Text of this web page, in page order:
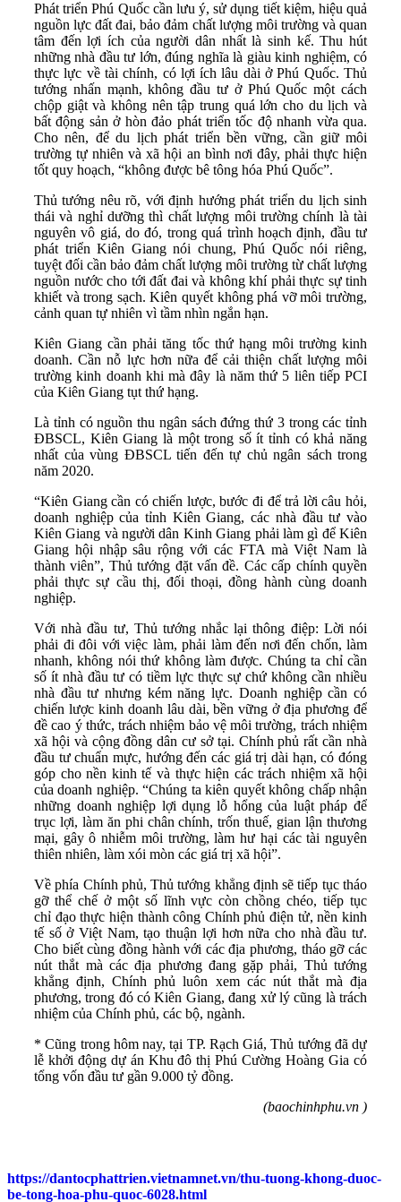
Phát triển Phú Quốc cần lưu ý, sử dụng tiết kiệm, hiệu quả
nguồn lực đất đai, bảo đảm chất lượng môi trường và quan
tâm đến lợi ích của người dân nhất là sinh kế. Thu hút
những nhà đầu tư lớn, đúng nghĩa là giàu kinh nghiệm, có
thực lực về tài chính, có lợi ích lâu dài ở Phú Quốc. Thủ
tướng nhấn mạnh, không đầu tư ở Phú Quốc một cách
chộp giật và không nên tập trung quá lớn cho du lịch và
bất động sản ở hòn đảo phát triển tốc độ nhanh vừa qua.
Cho nên, để du lịch phát triển bền vững, cần giữ môi
trường tự nhiên và xã hội an bình nơi đây, phải thực hiện
tốt quy hoạch, “không được bê tông hóa Phú Quốc”.
Thủ tướng nêu rõ, với định hướng phát triển du lịch sinh
thái và nghỉ dưỡng thì chất lượng môi trường chính là tài
nguyên vô giá, do đó, trong quá trình hoạch định, đầu tư
phát triển Kiên Giang nói chung, Phú Quốc nói riêng,
tuyệt đối cần bảo đảm chất lượng môi trường từ chất lượng
nguồn nước cho tới đất đai và không khí phải thực sự tinh
khiết và trong sạch. Kiên quyết không phá vỡ môi trường,
cảnh quan tự nhiên vì tầm nhìn ngắn hạn.
Kiên Giang cần phải tăng tốc thứ hạng môi trường kinh
doanh. Cần nỗ lực hơn nữa để cải thiện chất lượng môi
trường kinh doanh khi mà đây là năm thứ 5 liên tiếp PCI
của Kiên Giang tụt thứ hạng.
Là tỉnh có nguồn thu ngân sách đứng thứ 3 trong các tỉnh
ĐBSCL, Kiên Giang là một trong số ít tỉnh có khả năng
nhất của vùng ĐBSCL tiến đến tự chủ ngân sách trong
năm 2020.
“Kiên Giang cần có chiến lược, bước đi để trả lời câu hỏi,
doanh nghiệp của tỉnh Kiên Giang, các nhà đầu tư vào
Kiên Giang và người dân Kinh Giang phải làm gì để Kiên
Giang hội nhập sâu rộng với các FTA mà Việt Nam là
thành viên”, Thủ tướng đặt vấn đề. Các cấp chính quyền
phải thực sự cầu thị, đối thoại, đồng hành cùng doanh
nghiệp.
Với nhà đầu tư, Thủ tướng nhắc lại thông điệp: Lời nói
phải đi đôi với việc làm, phải làm đến nơi đến chốn, làm
nhanh, không nói thứ không làm được. Chúng ta chỉ cần
số ít nhà đầu tư có tiềm lực thực sự chứ không cần nhiều
nhà đầu tư nhưng kém năng lực. Doanh nghiệp cần có
chiến lược kinh doanh lâu dài, bền vững ở địa phương để
đề cao ý thức, trách nhiệm bảo vệ môi trường, trách nhiệm
xã hội và cộng đồng dân cư sở tại. Chính phủ rất cần nhà
đầu tư chuẩn mực, hướng đến các giá trị dài hạn, có đóng
góp cho nền kinh tế và thực hiện các trách nhiệm xã hội
của doanh nghiệp. “Chúng ta kiên quyết không chấp nhận
những doanh nghiệp lợi dụng lỗ hổng của luật pháp để
trục lợi, làm ăn phi chân chính, trốn thuế, gian lận thương
mại, gây ô nhiễm môi trường, làm hư hại các tài nguyên
thiên nhiên, làm xói mòn các giá trị xã hội”.
Về phía Chính phủ, Thủ tướng khẳng định sẽ tiếp tục tháo
gỡ thể chế ở một số lĩnh vực còn chồng chéo, tiếp tục
chỉ đạo thực hiện thành công Chính phủ điện tử, nền kinh
tế số ở Việt Nam, tạo thuận lợi hơn nữa cho nhà đầu tư.
Cho biết cùng đồng hành với các địa phương, tháo gỡ các
nút thắt mà các địa phương đang gặp phải, Thủ tướng
khẳng định, Chính phủ luôn xem các nút thắt mà địa
phương, trong đó có Kiên Giang, đang xử lý cũng là trách
nhiệm của Chính phủ, các bộ, ngành.
* Cũng trong hôm nay, tại TP. Rạch Giá, Thủ tướng đã dự
lễ khởi động dự án Khu đô thị Phú Cường Hoàng Gia có
tổng vốn đầu tư gần 9.000 tỷ đồng.
(baochinhphu.vn )
https://dantocphattrien.vietnamnet.vn/thu-tuong-khong-duoc-
be-tong-hoa-phu-quoc-6028.html